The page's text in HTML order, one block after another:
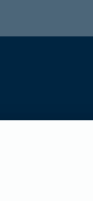
Markisen,
und